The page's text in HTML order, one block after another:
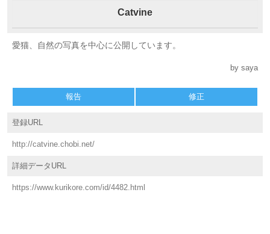
Catvine
愛猫、自然の写真を中心に公開しています。
by saya
報告 修正
登録URL
http://catvine.chobi.net/
詳細データURL
https://www.kurikore.com/id/4482.html